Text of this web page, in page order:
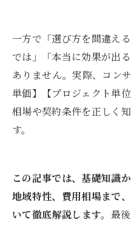
一方で「選び方を間違え
では」「本当に効果が出
ありません。実際、コン
単価】【プロジェクト単
相場や契約条件を正しく
す。
この記事では、基礎知識
地域特性、費用相場まで
いて徹底解説します。 最